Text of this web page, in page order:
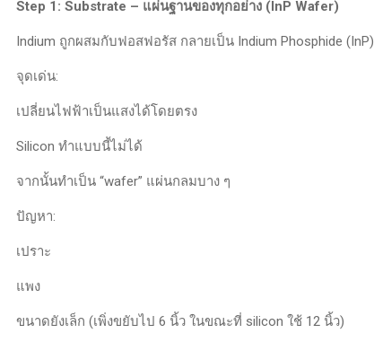
Step 1: Substrate – แผ่นฐานของทุกอย่าง (InP Wafer)
Indium ถูกผสมกับฟอสฟอรัส กลายเป็น Indium Phosphide (InP)
จุดเด่น:
เปลี่ยนไฟฟ้าเป็นแสงได้โดยตรง
Silicon ทำแบบนี้ไม่ได้
จากนั้นทำเป็น “wafer” แผ่นกลมบาง ๆ
ปัญหา:
เปราะ
แพง
ขนาดยังเล็ก (เพิ่งขยับไป 6 นิ้ว ในขณะที่ silicon ใช้ 12 นิ้ว)